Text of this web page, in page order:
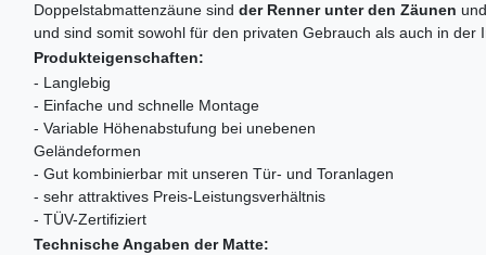
Doppelstabmattenzäune sind der Renner unter den Zäunen
und sind somit sowohl für den privaten Gebrauch als auch in
Produkteigenschaften:
- Langlebig
- Einfache und schnelle Montage
- Variable Höhenabstufung bei unebenen
Geländeformen
- Gut kombinierbar mit unseren Tür- und Toranlagen
- sehr attraktives Preis-Leistungsverhältnis
- TÜV-Zertifiziert
Technische Angaben der Matte: